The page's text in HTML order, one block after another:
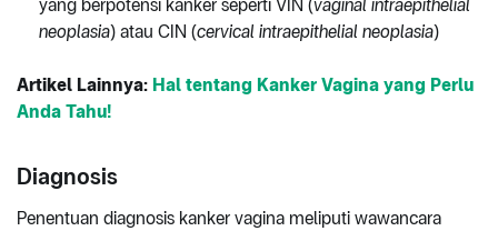
yang berpotensi kanker seperti VIN (vaginal intraepithelial
neoplasia) atau CIN (cervical intraepithelial neoplasia)
Artikel Lainnya: Hal tentang Kanker Vagina yang Perlu
Anda Tahu!
Diagnosis
Penentuan diagnosis kanker vagina meliputi wawancara